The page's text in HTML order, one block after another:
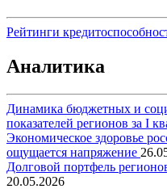
Рейтинги
Аналитика
Динамика бюджетных и
показателей регионов за I
Экономическое здоровье
ощущается напряжение
Долговой портфель
20.05.2026